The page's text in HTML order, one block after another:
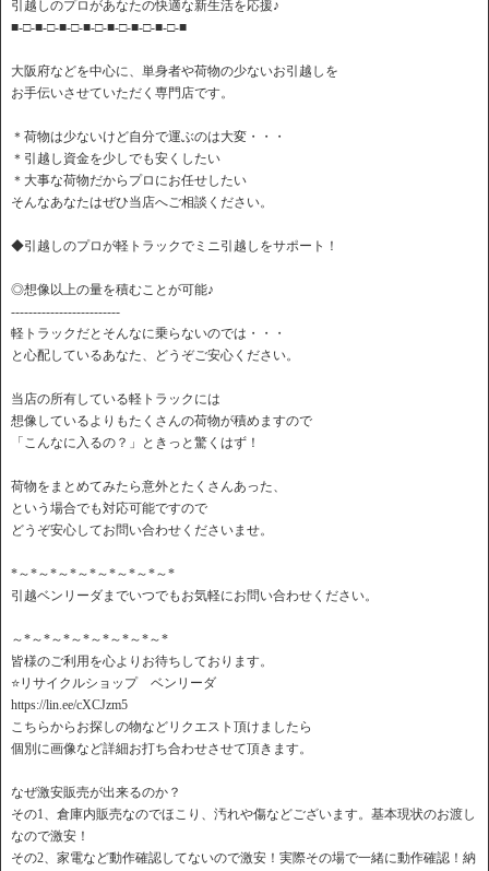
引越しのプロがあなたの快適な新生活を応援♪
■-□-■-□-■-□-■-□-■-□-■-□-■-□-■
大阪府などを中心に、単身者や荷物の少ないお引越しを
お手伝いさせていただく専門店です。
＊荷物は少ないけど自分で運ぶのは大変・・・
＊引越し資金を少しでも安くしたい
＊大事な荷物だからプロにお任せしたい
そんなあなたはぜひ当店へご相談ください。
◆引越しのプロが軽トラックでミニ引越しをサポート！
◎想像以上の量を積むことが可能♪
-------------------------
軽トラックだとそんなに乗らないのでは・・・
と心配しているあなた、どうぞご安心ください。
当店の所有している軽トラックには
想像しているよりもたくさんの荷物が積めますので
「こんなに入るの？」ときっと驚くはず！
荷物をまとめてみたら意外とたくさんあった、
という場合でも対応可能ですので
どうぞ安心してお問い合わせくださいませ。
*～*～*～*～*～*～*～*～*
引越ベンリーダまでいつでもお気軽にお問い合わせください。
～*～*～*～*～*～*～*～*
皆様のご利用を心よりお待ちしております。
⭐️リサイクルショップ ベンリーダ
https://lin.ee/cXCJzm5
こちらからお探しの物などリクエスト頂けましたら
個別に画像など詳細お打ち合わせさせて頂きます。
なぜ激安販売が出来るのか？
その1、倉庫内販売なのでほこり、汚れや傷などございます。基本現状のお渡し
なので激安！
その2、家電など動作確認してないので激安！実際その場で一緒に動作確認！納